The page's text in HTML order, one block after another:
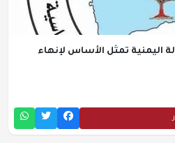
اليمنية تمثل الأساس لإنهاء